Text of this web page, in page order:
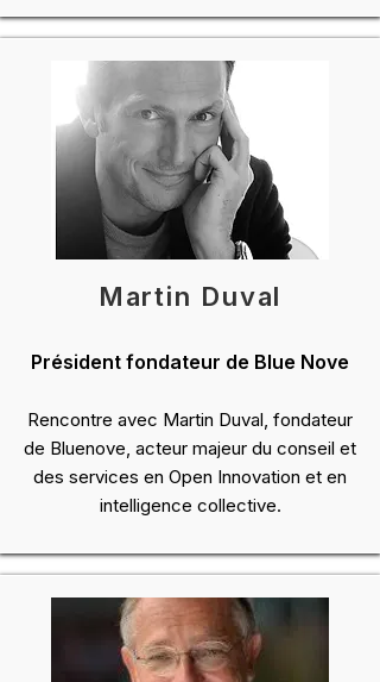
Martin Duval
Président fondateur de Blue Nove
Rencontre avec Martin Duval, fondateur
de Bluenove, acteur majeur du conseil et
des services en Open Innovation et en
intelligence collective.